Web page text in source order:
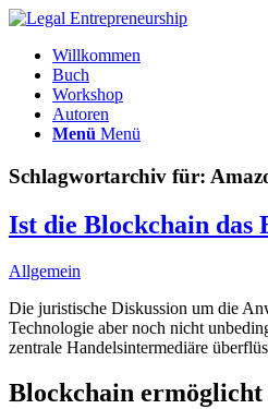
Willkommen
Buch
Workshop
Autoren
Menü Menü
Schlagwortarchiv für:
Ist die Blockchain das
Allgemein
Die juristische Diskussion um die
Technologie aber noch nicht
zentrale Handelsintermediäre
Blockchain